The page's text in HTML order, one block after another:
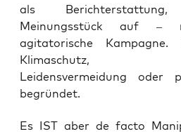
als
Meinungsstück auf –
agitatorische
Klimaschutz,
Leidensvermeidung oder
begründet.
Es IST aber de fac­to